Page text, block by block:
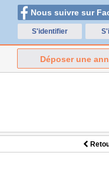
Nous suivre sur
S'identifier
Déposer une